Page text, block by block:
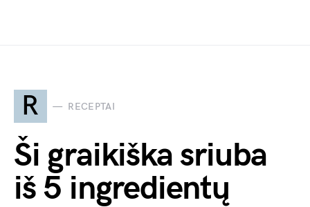
R RECEPTAI
Ši graikiška sriuba
iš 5 ingredientų